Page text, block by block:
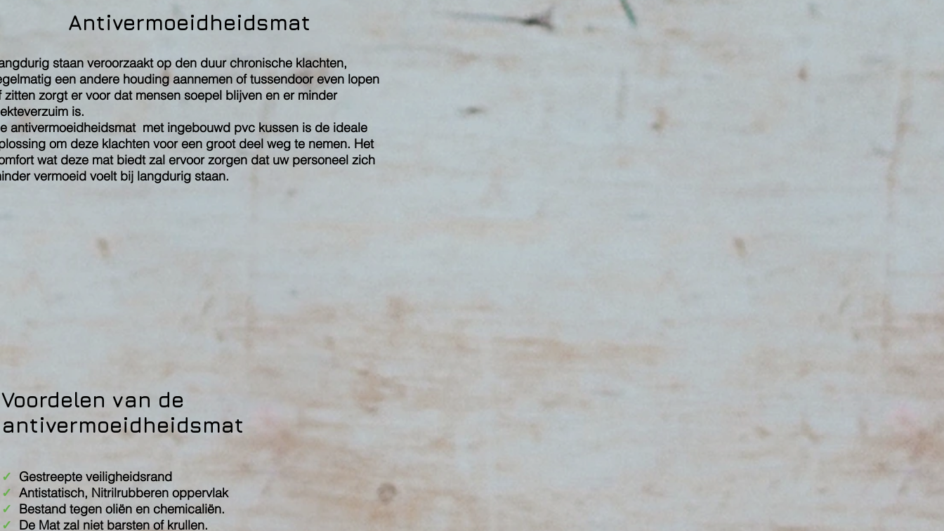
Antivermoeidheidsmat
staan veroorzaakt op den duur chronische klachten,
een andere houding aannemen of tussendoor even lopen
zitten zorgt er voor dat mensen soepel blijven en er minder
is.
antivermoeidheidsmat met ingebouwd pvc kussen is de ideale
om deze klachten voor een groot deel weg te nemen. Het
wat deze mat biedt zal ervoor zorgen dat uw personeel zich
vermoeid voelt bij langdurig staan.
Voordelen van de
antivermoeidheidsmat
✓ Gestreepte veiligheidsrand
✓ Antistatisch, Nitrilrubberen oppervlak
✓ Bestand tegen oliën en chemicaliën.
✓ De Mat zal niet barsten of krullen.